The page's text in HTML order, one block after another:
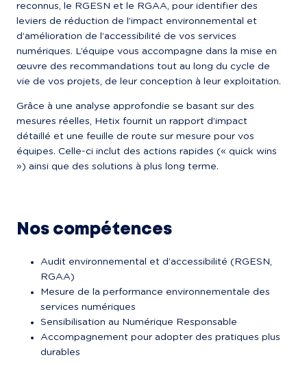
reconnus, le RGESN et le RGAA, pour identifier des
leviers de réduction de l’impact environnemental et
d’amélioration de l’accessibilité de vos services
numériques. L’équipe vous accompagne dans la mise en
œuvre des recommandations tout au long du cycle de
vie de vos projets, de leur conception à leur exploitation.
Grâce à une analyse approfondie se basant sur des
mesures réelles, Hetix fournit un rapport d’impact
détaillé et une feuille de route sur mesure pour vos
équipes. Celle-ci inclut des actions rapides (« quick wins
») ainsi que des solutions à plus long terme.
Nos compétences
Audit environnemental et d’accessibilité (RGESN,
RGAA)
Mesure de la performance environnementale des
services numériques
Sensibilisation au Numérique Responsable
Accompagnement pour adopter des pratiques plus
durables